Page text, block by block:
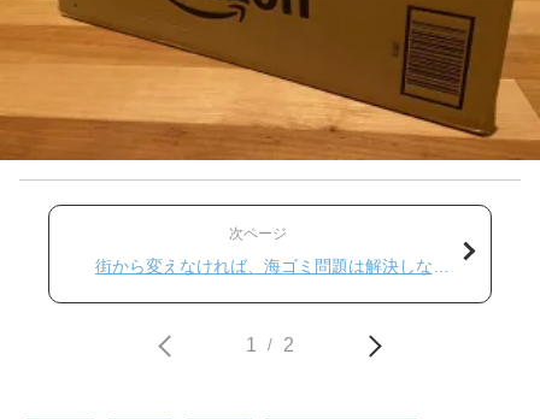
次ページ
街から変えなければ、海ゴミ問題は解決しな
1 / 2